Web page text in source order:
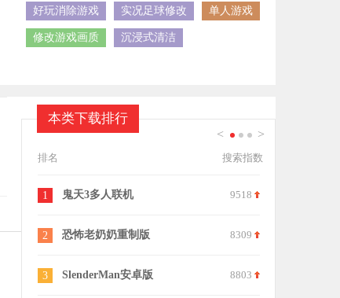
好玩消除游戏 实况足球修改 单人游戏
修改游戏画质 沉浸式清洁
本类下载排行
< >
排名 搜索指数
8309
11 阿尔卑斯与危险森林手机版 8543
12 疯狂奶奶一家五口中文版 6054
13 恐怖奶奶格林菜单中文版 7992